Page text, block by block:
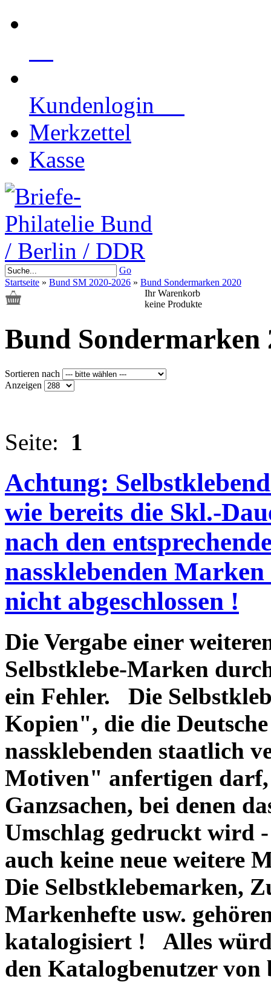
Kundenlogin
Merkzettel
Kasse
Go
Startseite » Bund SM 2020-2026 » Bund Sondermarken 2020
Ihr Warenkorb
keine Produkte
Bund Sondermarken
Sortieren nach
Anzeigen
Seite: 1
Achtung:
wie bereits die Skl.-
nach den
nassklebenden
nicht abgeschlossen !
Die Vergabe einer
Selbstklebe-Marken
ein Fehler. Die
Kopien", die die
nassklebenden staatlich
Motiven" anfertigen darf,
Ganzsachen, bei denen
Umschlag gedruckt wird
auch keine neue weitere
Die Selbstklebemarken,
Markenhefte usw.
katalogisiert ! Alles
den Katalogbenutzer